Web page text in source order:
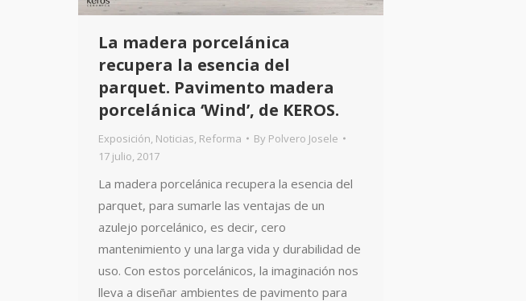
La madera porcelánica
recupera la esencia del
parquet. Pavimento madera
porcelánica ‘Wind’, de KEROS.
Exposición, Noticias, Reforma By Polvero Josele
17 julio, 2017
La madera porcelánica recupera la esencia del
parquet, para sumarle las ventajas de un
azulejo porcelánico, es decir, cero
mantenimiento y una larga vida y durabilidad de
uso. Con estos porcelánicos, la imaginación nos
lleva a diseñar ambientes de pavimento para